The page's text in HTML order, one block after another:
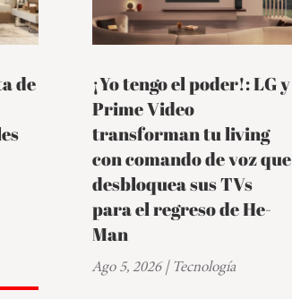
de
¡Yo tengo el poder!: LG y
Prime Video
transforman tu living
con comando de voz que
desbloquea sus TVs
para el regreso de He-
Man
Ago 5, 2026|Tecnología